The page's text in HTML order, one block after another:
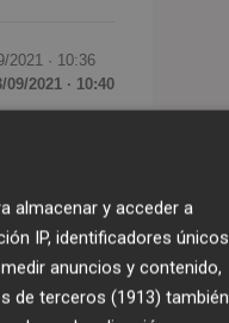
2021 · 10:36
2021 · 10:40
el
son
discurso en
almacenar y acceder a
IP, identificadores únicos
anuncios y contenido,
de terceros (1913) también